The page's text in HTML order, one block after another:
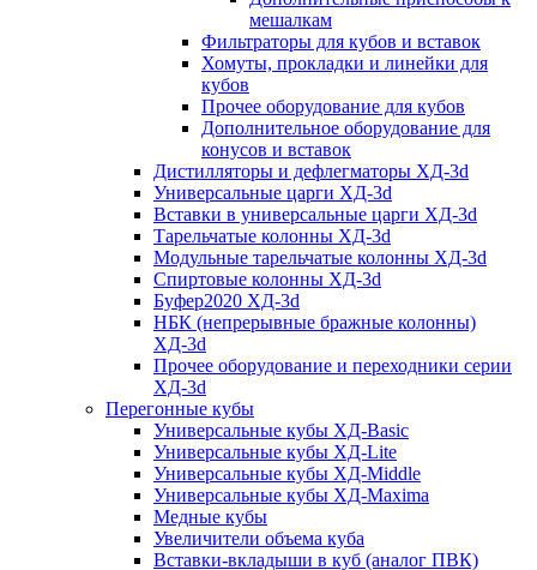
мешалкам
Фильтраторы для кубов и вставок
Хомуты, прокладки и линейки для
кубов
Прочее оборудование для кубов
Дополнительное оборудование для
конусов и вставок
Дистилляторы и дефлегматоры ХД-3d
Универсальные царги ХД-3d
Вставки в универсальные царги ХД-3d
Тарельчатые колонны ХД-3d
Модульные тарельчатые колонны ХД-3d
Спиртовые колонны ХД-3d
Буфер2020 ХД-3d
НБК (непрерывные бражные колонны)
ХД-3d
Прочее оборудование и переходники серии
ХД-3d
Перегонные кубы
Универсальные кубы ХД-Basic
Универсальные кубы ХД-Lite
Универсальные кубы ХД-Middle
Универсальные кубы ХД-Maxima
Медные кубы
Увеличители объема куба
Вставки-вкладыши в куб (аналог ПВК)